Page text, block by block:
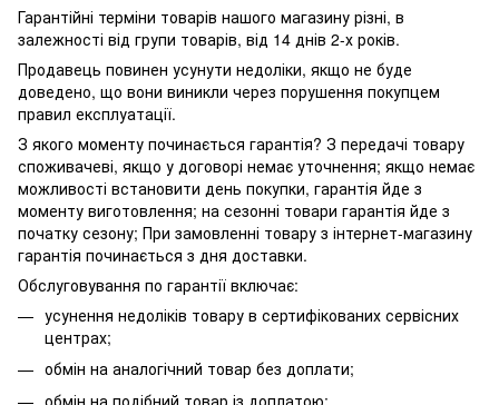
Гарантійні терміни товарів нашого магазину різні, в
залежності від групи товарів, від 14 днів 2-х років.
Продавець повинен усунути недоліки, якщо не буде
доведено, що вони виникли через порушення покупцем
правил експлуатації.
З якого моменту починається гарантія? З передачі товару
споживачеві, якщо у договорі немає уточнення; якщо немає
можливості встановити день покупки, гарантія йде з
моменту виготовлення; на сезонні товари гарантія йде з
початку сезону; При замовленні товару з інтернет-магазину
гарантія починається з дня доставки.
Обслуговування по гарантії включає:
усунення недоліків товару в сертифікованих сервісних
центрах;
обмін на аналогічний товар без доплати;
обмін на подібний товар із доплатою;